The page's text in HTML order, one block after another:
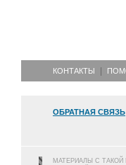
КОНТАКТЫ
ОБРАТНАЯ СВЯЗЬ
МАТЕРИАЛЫ С ТАКОЙ